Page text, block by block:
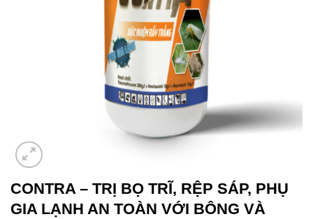
CONTRA – TRỊ BỌ TRĨ, RỆP SÁP, PHỤ
GIA LẠNH AN TOÀN VỚI BÔNG VÀ